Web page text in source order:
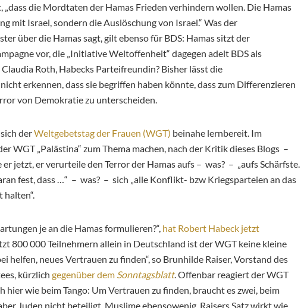
„dass die Mordtaten der Hamas Frieden verhindern wollen. Die Hamas
mit Israel, sondern die Auslöschung von Israel.“ Was der
über die Hamas sagt, gilt ebenso für BDS: Hamas sitzt der
vor, die „Initiative Weltoffenheit“ dagegen adelt BDS als
Claudia Roth, Habecks Parteifreundin? Bisher lässt die
erkennen, dass sie begriffen haben könnte, dass zum Differenzieren
von Demokratie zu unterscheiden.
derWeltgebetstag der Frauen (WGT) beinahe lernbereit. Im
WGT „Palästina“ zum Thema machen, nach der Kritik dieses Blogs –
jetzt, er verurteile den Terror der Hamas aufs – was? – „aufs Schärfste.
fest, dass …“ – was? – sich „alle Konflikt- bzw Kriegsparteien an das
je an die Hamas formulieren?“, hat Robert Habeck jetzt
800 000 Teilnehmern allein in Deutschland ist der WGT keine kleine
helfen, neues Vertrauen zu finden“, so Brunhilde Raiser, Vorstand des
kürzlich gegenüber dem Sonntagsblatt. Offenbar reagiert der WGT
hier wie beim Tango: Um Vertrauen zu finden, braucht es zwei, beim
Juden nicht beteiligt, Muslime ebensowenig, Raisers Satz wirkt wie